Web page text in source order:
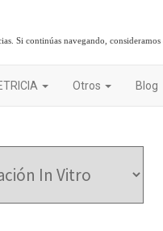
Si continúas navegando,
Otros Blog